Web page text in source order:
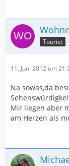
Tourist
11. Juni 2012 um
Na sowas,da
Mir liegen aber
am Herzen als